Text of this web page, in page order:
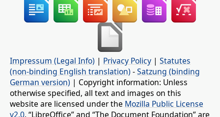
Impressum (Legal Info) | Privacy Policy | Statutes
(non-binding English translation) -Satzung (binding
German version) | Copyright information: Unless
otherwise specified, all text and images on this
website are licensed under the Mozilla Public License
v2.0. “LibreOffice” and “The Document Foundation” are